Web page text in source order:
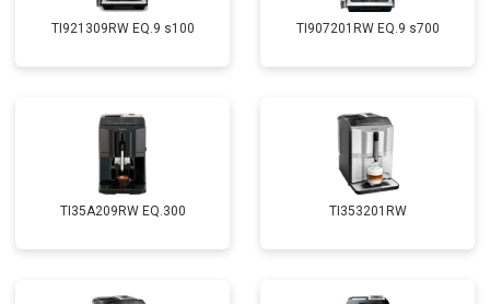
TI921309RW EQ.9 s100 TI907201RW EQ.9 s700
TI35A209RW EQ.300 TI353201RW